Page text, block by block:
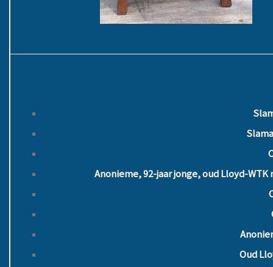
Anonieme, 92-jaar jonge, oud Lloyd-
Oud